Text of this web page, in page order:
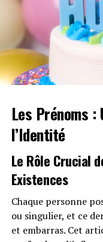
RELATED TOPICS:
STEIN TOKYO
UP NEXT
Mary Katrantzou :
Évasion Colorée !
Bob Dylan avec
attentes !
Les Prénoms :
l’Identité
Le Rôle Crucial
Existences
Chaque personne
ou singulier, et ce
et embarras. Cet